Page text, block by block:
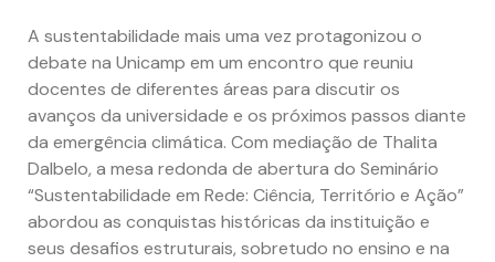
A sustentabilidade mais uma vez protagonizou o
debate na Unicamp em um encontro que reuniu
docentes de diferentes áreas para discutir os
avanços da universidade e os próximos passos diante
da emergência climática. Com mediação de Thalita
Dalbelo, a mesa redonda de abertura do Seminário
“Sustentabilidade em Rede: Ciência, Território e Ação”
abordou as conquistas históricas da instituição e
seus desafios estruturais, sobretudo no ensino e na